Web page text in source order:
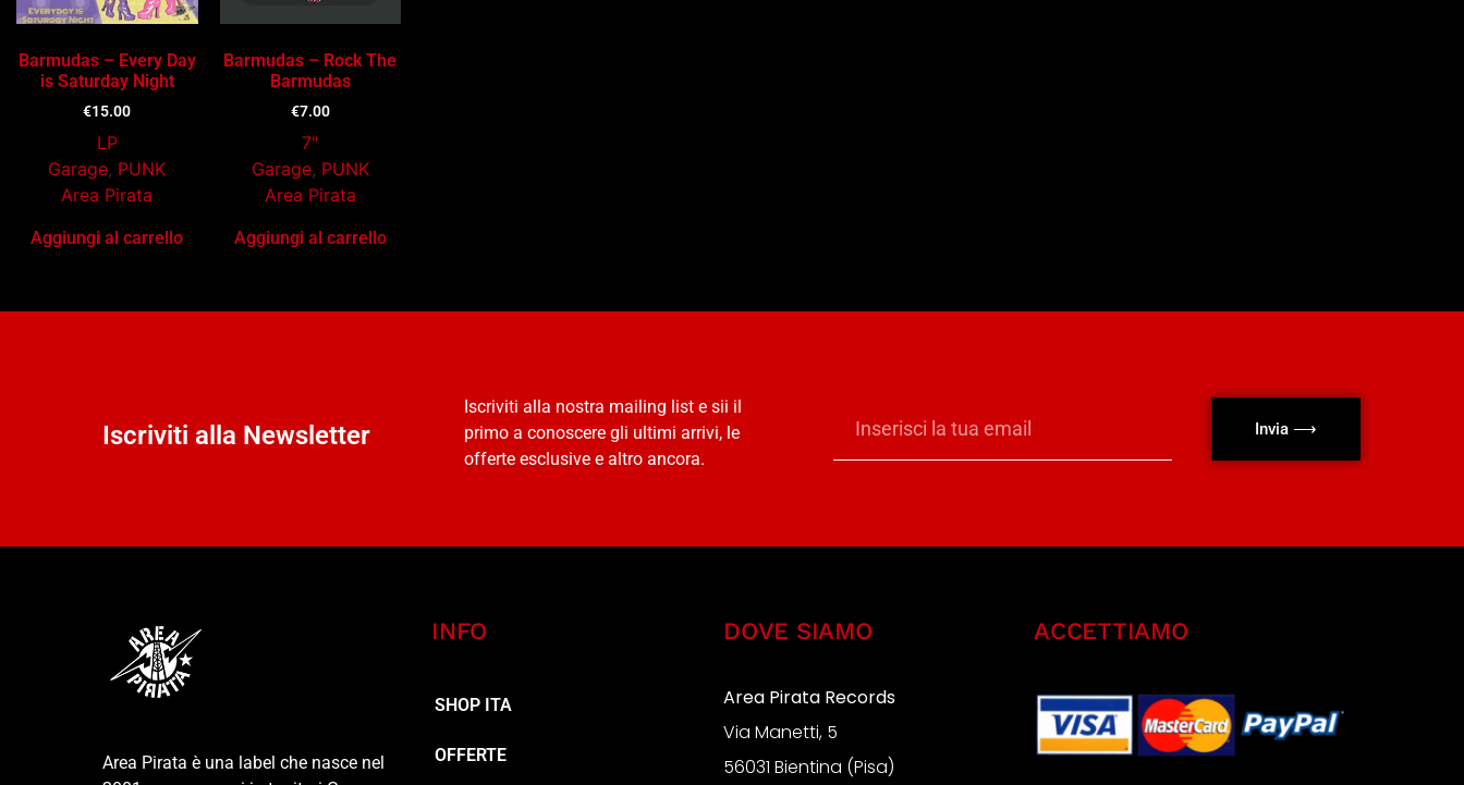
Barmudas – Every Day
is Saturday Night
€15.00
LP
Garage, PUNK
Area Pirata
Aggiungi al carrello
Barmudas – Rock The
Barmudas
€7.00
7"
Garage, PUNK
Area Pirata
Aggiungi al carrello
Iscriviti alla Newsletter
Iscriviti alla nostra mailing list e sii il
primo a conoscere gli ultimi arrivi, le
offerte esclusive e altro ancora.
Invia ⟶
Area Pirata è una label che nasce nel
INFO
SHOP ITA
OFFERTE
DOVE SIAMO
Area Pirata Records
Via Manetti, 5
56031 Bientina (Pisa)
ACCETTIAMO